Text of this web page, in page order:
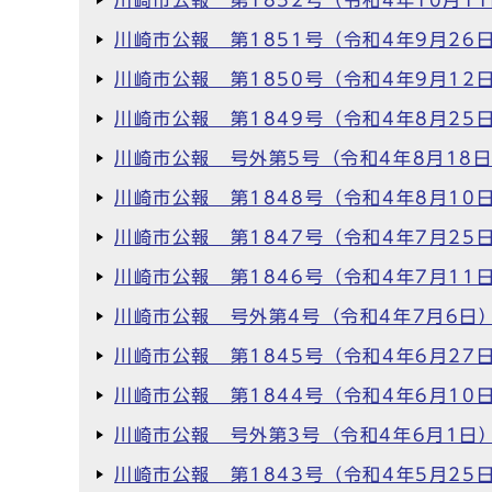
川崎市公報 第1851号（令和4年9月26日
川崎市公報 第1850号（令和4年9月12日
川崎市公報 第1849号（令和4年8月25日
川崎市公報 号外第5号（令和4年8月18日
川崎市公報 第1848号（令和4年8月10日
川崎市公報 第1847号（令和4年7月25日
川崎市公報 第1846号（令和4年7月11日
川崎市公報 号外第4号（令和4年7月6日）
川崎市公報 第1845号（令和4年6月27日
川崎市公報 第1844号（令和4年6月10日
川崎市公報 号外第3号（令和4年6月1日）
川崎市公報 第1843号（令和4年5月25日